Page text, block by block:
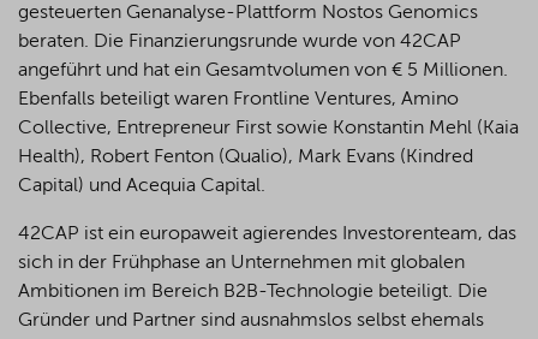
gesteuerten Genanalyse-Plattform Nostos Genomics
beraten. Die Finanzierungsrunde wurde von 42CAP
angeführt und hat ein Gesamtvolumen von € 5 Millionen.
Ebenfalls beteiligt waren Frontline Ventures, Amino
Collective, Entrepreneur First sowie Konstantin Mehl (Kaia
Health), Robert Fenton (Qualio), Mark Evans (Kindred
Capital) und Acequia Capital.
42CAP ist ein europaweit agierendes Investorenteam, das
sich in der Frühphase an Unternehmen mit globalen
Ambitionen im Bereich B2B-Technologie beteiligt. Die
Gründer und Partner sind ausnahmslos selbst ehemals